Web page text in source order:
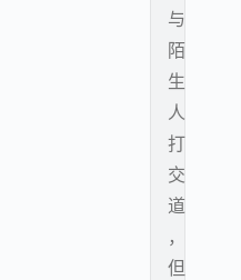
与
陌
生
人
打
交
道
，
但